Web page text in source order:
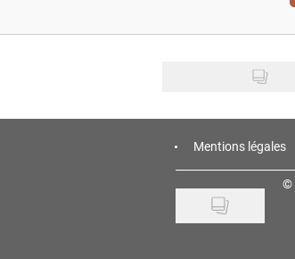
Mentions légales
©